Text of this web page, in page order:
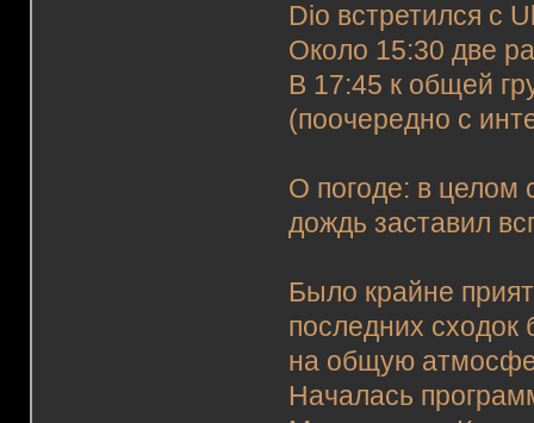
Dio встретился с
Около 15:30 две
В 17:45 к общей
(поочередно с
О погоде: в целом
дождь заставил
Было крайне
последних
на общую
Началась